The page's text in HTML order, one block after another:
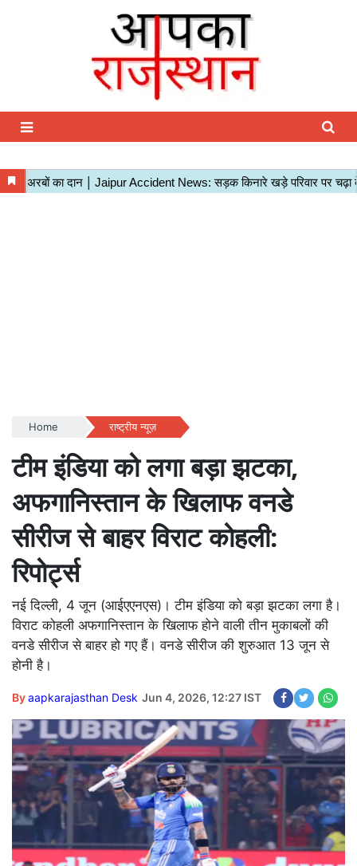
Home राष्ट्रीय न्यूज़
टीम इंडिया को लगा बड़ा झटका,
अफगानिस्तान के खिलाफ वनडे
सीरीज से बाहर विराट कोहली:
रिपोर्ट्स
नई दिल्ली, 4 जून (आईएएनएस)। टीम इंडिया को बड़ा झटका लगा है।
विराट कोहली अफगानिस्तान के खिलाफ होने वाली तीन मुकाबलों की
वनडे सीरीज से बाहर हो गए हैं। वनडे सीरीज की शुरुआत 13 जून से
होनी है।
Byaapkarajasthan Desk Jun 4, 2026, 12:27 IST